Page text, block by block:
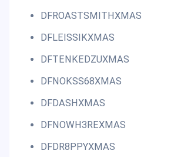
DFROASTSMITHXMAS
DFLEISSIKXMAS
DFTENKEDZUXMAS
DFNOKSS68XMAS
DFDASHXMAS
DFNOWH3REXMAS
DFDR8PPYXMAS